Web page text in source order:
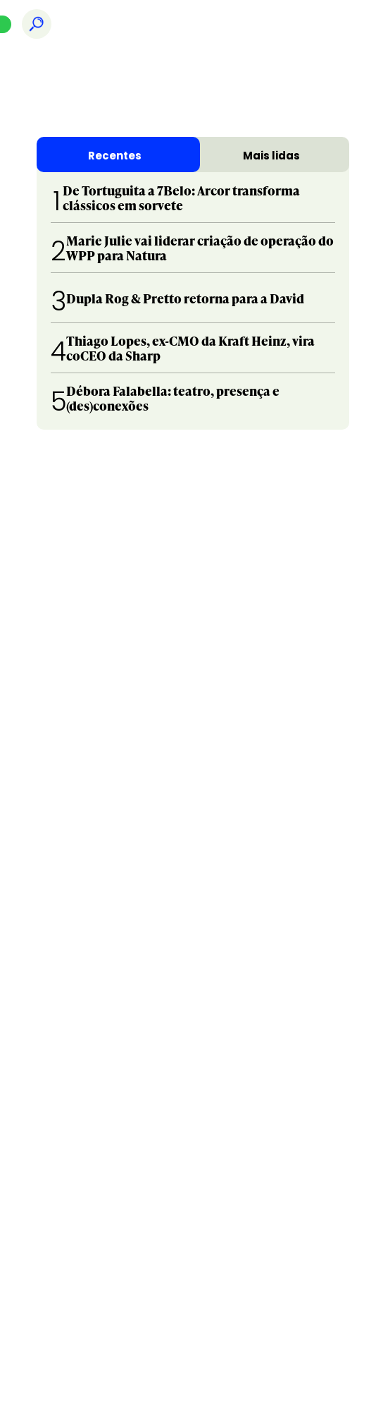
Recentes Mais lidas
1 De Tortuguita a 7Belo: Arcor transforma
clássicos em sorvete
2Marie Julie vai liderar criação de operação do
WPP para Natura
3Dupla Rog & Pretto retorna para a David
4Thiago Lopes, ex-CMO da Kraft Heinz, vira
coCEO da Sharp
5Débora Falabella: teatro, presença e
(des)conexões